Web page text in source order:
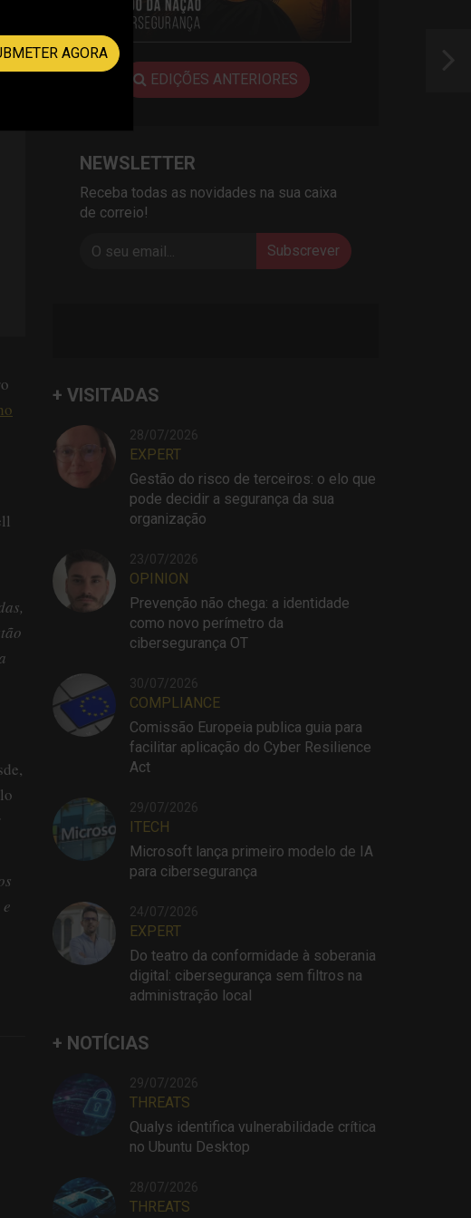
EDIÇÕES ANTERIORES
NEWSLETTER
Receba todas as novidades na sua caixa
de correio!
Subscrever
+ VISITADAS
28/07/2026
EXPERT
Gestão do risco de terceiros: o elo que
pode decidir a segurança da sua
organização
23/07/2026
OPINION
Prevenção não chega: a identidade
como novo perímetro da
cibersegurança OT
30/07/2026
COMPLIANCE
Comissão Europeia publica guia para
facilitar aplicação do Cyber Resilience
Act
29/07/2026
ITECH
Microsoft lança primeiro modelo de IA
para cibersegurança
24/07/2026
EXPERT
Do teatro da conformidade à soberania
digital: cibersegurança sem filtros na
administração local
+ NOTÍCIAS
29/07/2026
THREATS
Qualys identifica vulnerabilidade crítica
no Ubuntu Desktop
28/07/2026
THREATS
AGORA